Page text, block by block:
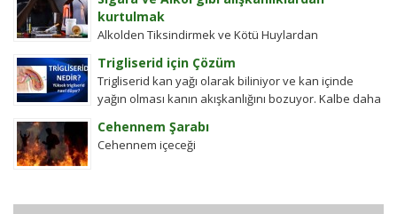
değildi....
kurtulmak
Alkolden Tiksindirmek ve Kötü Huylardan
Huylardan Vazgecirmek icin Okumak için belli bir
zamanı yok...
Trigliserid için Çözüm
Trigliserid kan yağı olarak biliniyor ve kan içinde
yağın olması kanın akışkanlığını bozuyor. Kalbe daha
Cehennem Şarabı
Cehennem içeceği